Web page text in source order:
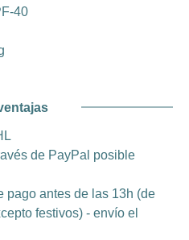
40
de PayPal posible
pago antes de las 13h (de
festivos) - envío el